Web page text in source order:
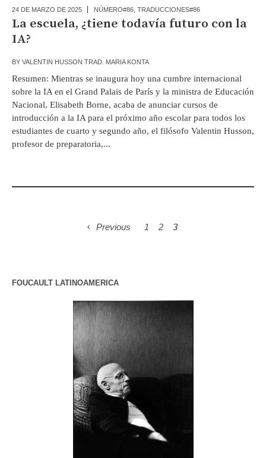
24 DE MARZO DE 2025 NÚMERO#86 TRADUCCIONES#86
La escuela, ¿tiene todavía futuro con la
IA?
BY VALENTIN HUSSON TRAD. MARIA KONTA
Resumen: Mientras se inaugura hoy una cumbre internacional
sobre la IA en el Grand Palais de París y la ministra de Educación
Nacional, Elisabeth Borne, acaba de anunciar cursos de
introducción a la IA para el próximo año escolar para todos los
estudiantes de cuarto y segundo año, el filósofo Valentin Husson,
profesor de preparatoria,...
Previous 1 2 3
FOUCAULT LATINOAMERICA